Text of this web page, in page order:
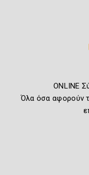
ONLINE
Όλα όσα αφορούν